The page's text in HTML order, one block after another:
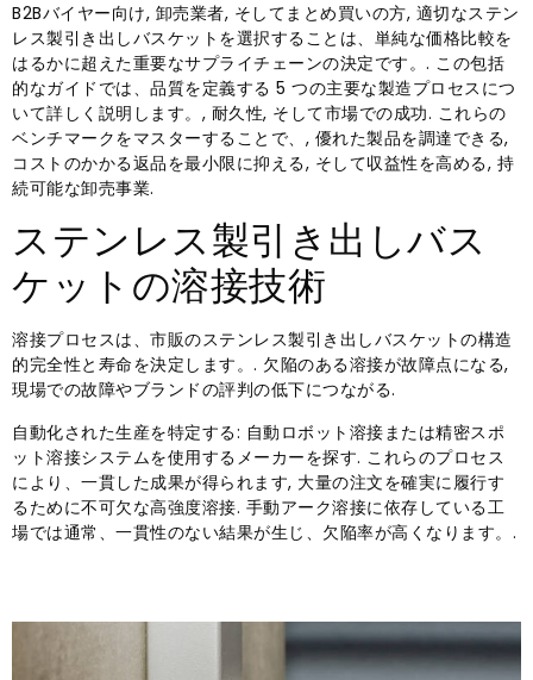
B2Bバイヤー向け, 卸売業者, そしてまとめ買いの方, 適切なステン
レス製引き出しバスケットを選択することは、単純な価格比較を
はるかに超えた重要なサプライチェーンの決定です。. この包括
的なガイドでは、品質を定義する 5 つの主要な製造プロセスにつ
いて詳しく説明します。, 耐久性, そして市場での成功. これらの
ベンチマークをマスターすることで、, 優れた製品を調達できる,
コストのかかる返品を最小限に抑える, そして収益性を高める, 持
続可能な卸売事業.
ステンレス製引き出しバス
ケットの溶接技術
溶接プロセスは、市販のステンレス製引き出しバスケットの構造
的完全性と寿命を決定します。. 欠陥のある溶接が故障点になる,
現場での故障やブランドの評判の低下につながる.
自動化された生産を特定する: 自動ロボット溶接または精密スポ
ット溶接システムを使用するメーカーを探す. これらのプロセス
により、一貫した成果が得られます, 大量の注文を確実に履行す
るために不可欠な高強度溶接. 手動アーク溶接に依存している工
場では通常、一貫性のない結果が生じ、欠陥率が高くなります。.